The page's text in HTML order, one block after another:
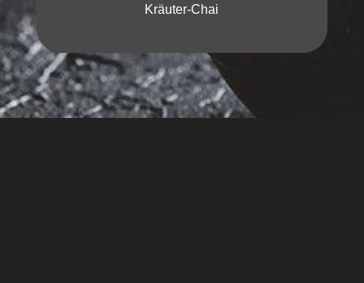
Kräuter-Chai